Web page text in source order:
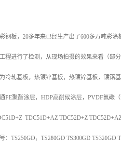
钢板，20多年来已经生产出了600多万吨彩
程进行了检测，从现场拍摄的效果来看（部
冷轧基板，热镀锌基板，热镀锌基板，镀铬
PE聚酯涂层，HDP高耐候涂层，PVDF氟碳
TDC51D+AZ TDC52D+Z
：TS250GD，TS280GD TS300GD